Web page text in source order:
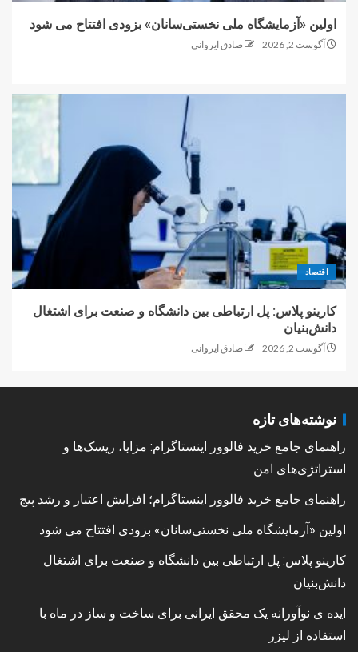
اولین «آزمایشگاه ملی نخستی‌سانان» بزودی افتتاح می شود
آگوست 2, 2026 صادق ایروانی
اقتصاد
کارینو پلاس: پل ارتباطی بین دانشگاه و صنعت برای اشتغال
دانش‌بنیان
آگوست 2, 2026 صادق ایروانی
نوشته‌های تازه
راهنمای جامع خرید فالوور اینستاگرام: مزایا، ریسک‌ها و
استراتژی‌های امن
راهنمای جامع خرید فالوور اینستاگرام؛ افزایش اعتبار و رشد پیج
اولین «آزمایشگاه ملی نخستی‌سانان» بزودی افتتاح می شود
کارینو پلاس: پل ارتباطی بین دانشگاه و صنعت برای اشتغال
دانش‌بنیان
ایده ی نوآورانه یک محقق ایرانی برای ساخت و ساز در ماه با
استفاده از لیزر